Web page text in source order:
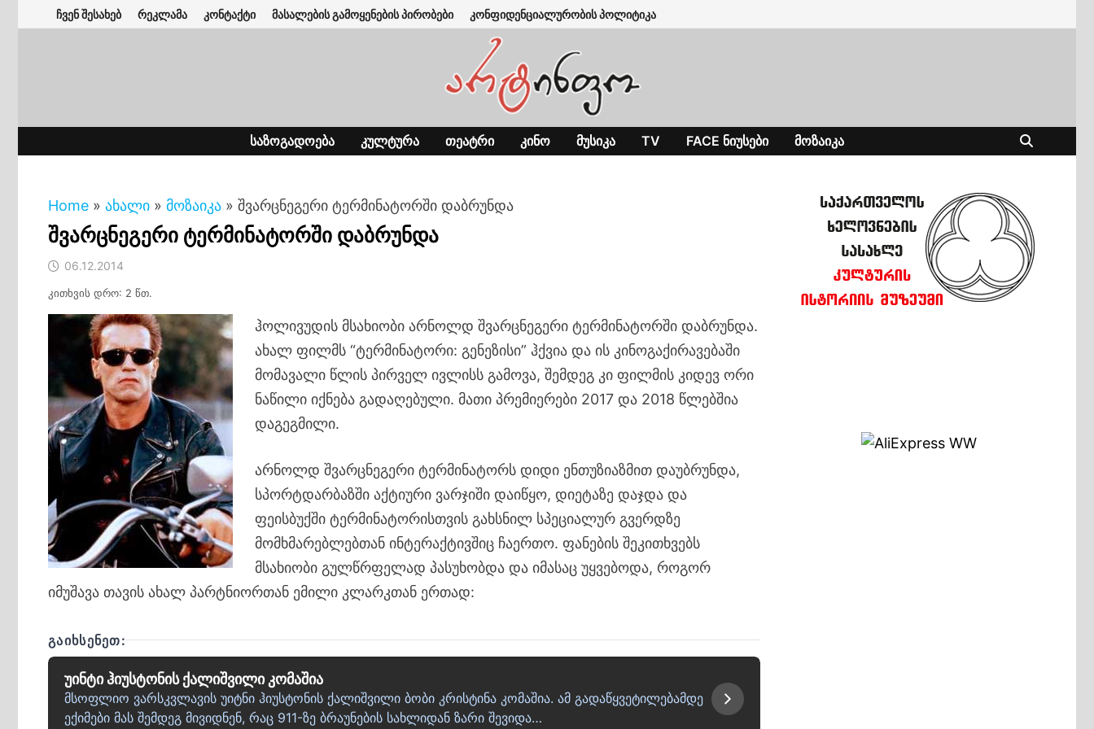
to
ჩვენ შესახებ რეკლამა კონტაქტი მასალების გამოყენების პირობები კონფიდენციალურობის პოლიტიკა
ᲡᲐᲖᲝᲒᲐᲓᲝᲔᲑᲐ ᲙᲣᲚᲢᲣᲠᲐ ᲗᲔᲐᲢᲠᲘ ᲙᲘᲜᲝ ᲛᲣᲡᲘᲙᲐ TV FACE ᲜᲘᲣᲡᲔᲑᲘ ᲛᲝᲖᲐᲘᲙᲐ
Home » ახალი » მოზაიკა » შვარცნეგერი ტერმინატორში დაბრუნდა
შვარცნეგერი ტერმინატორში დაბრუნდა
06.12.2014
კითხვის დრო: 2 წთ.
ჰოლივუდის მსახიობი არნოლდ შვარცნეგერი ტერმინატორში დაბრუნდა.
ახალ ფილმს “ტერმინატორი: გენეზისი” ჰქვია და ის კინოგაქირავებაში
მომავალი წლის პირველ ივლისს გამოვა, შემდეგ კი ფილმის კიდევ ორი
ნაწილი იქნება გადაღებული. მათი პრემიერები 2017 და 2018 წლებშია
დაგეგმილი.
არნოლდ შვარცნეგერი ტერმინატორს დიდი ენთუზიაზმით დაუბრუნდა,
სპორტდარბაზში აქტიური ვარჯიში დაიწყო, დიეტაზე დაჯდა და
ფეისბუქში ტერმინატორისთვის გახსნილ სპეციალურ გვერდზე
მომხმარებლებთან ინტერაქტივშიც ჩაერთო. ფანების შეკითხვებს
მსახიობი გულწრფელად პასუხობდა და იმასაც უყვებოდა, როგორ
იმუშავა თავის ახალ პარტნიორთან ემილი კლარკთან ერთად:
ᲒᲐᲘᲮᲡᲔᲜᲔᲗ:
უინტი ჰიუსტონის ქალიშვილი კომაშია
მსოფლიო ვარსკვლავის უიტნი ჰიუსტონის ქალიშვილი ბობი კრისტინა კომაშია. ამ გადაწყვეტილებამდე
ექიმები მას შემდეგ მივიდნენ, რაც 911-ზე ბრაუნების სახლიდან ზარი შევიდა…